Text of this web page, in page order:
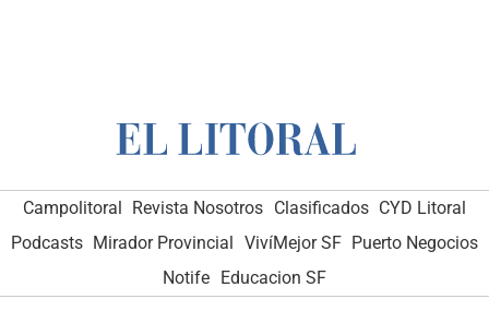
Campolitoral Revista Nosotros Clasificados CYD Litoral
Podcasts Mirador Provincial VivíMejor SF Puerto Negocios
Notife Educacion SF